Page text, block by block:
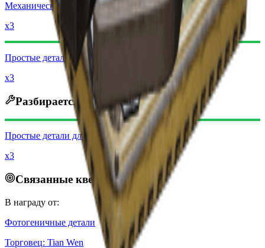
Механические компоненты
x3
Простые детали для оружия
x3
Разбирается на
Простые детали для оружия
x3
Связанные квесты
В награду от:
Фотогеничные детали
Торговец: Tian Wen